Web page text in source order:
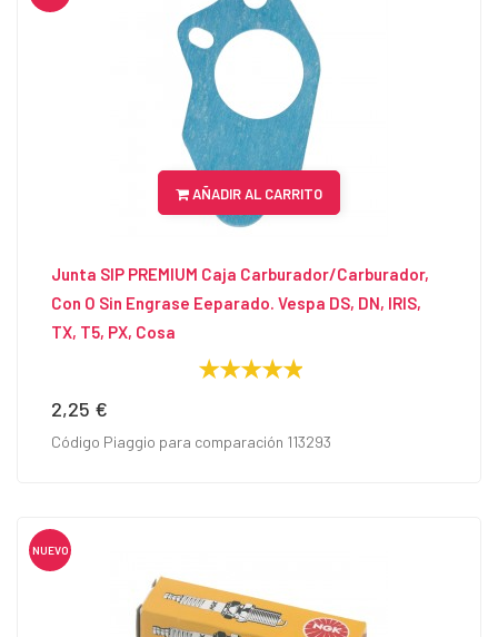
AÑADIR AL CARRITO
Junta SIP PREMIUM Caja Carburador/Carburador,
Con O Sin Engrase Eeparado. Vespa DS, DN, IRIS,
TX, T5, PX, Cosa
Precio
2,25 €
Código Piaggio para comparación 113293
NUEVO